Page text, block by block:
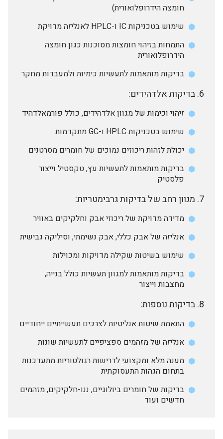
חומצה הידרופלואורית)
שימוש בטכניקות IC ו-HPLC לאנליזה מדויקת
התמחות בזיהוי חומצות מסוכנות כגון חומצה
הידרופלואורית
בדיקות מותאמות לתעשיות כימיות ולמעבדות מחקר
בדיקות אלדהידים:
זיהוי וכימות של מגוון אלדהידים, כולל פורמאלדהיד
שימוש בטכניקות HPLC ו-GC מתקדמות
יכולת לזהות ריכוזים נמוכים של חומרים מסרטנים
בדיקות מותאמות לתעשיות עץ, טקסטיל וייצור
פלסטיק
מגוון רחב של בדיקות גרבימטריות:
מדידה מדויקת של ריכוזי אבק וחלקיקים באוויר
אנליזה של אבק כללי, אבק נשימתי, וסיליקה גבישית
שימוש בשיטות שקילה מדויקות ומכוילות
בדיקות מותאמות למגוון תעשיות כולל בנייה,
מחצבות וייצור
בדיקות נוספות:
התאמת שיטות אנליטיות לצרכים תעשייתיים ייחודיים
אנליזה של מזהמים ספציפיים לתעשיות שונות
מענה מלא ומקצועי לדרישות רגולטוריות מתעדכנות
בתחום הגהות התעסוקתית
בדיקות של חומרים ביולוגיים, ננו-חלקיקים, מזהמים
חדשים ועוד